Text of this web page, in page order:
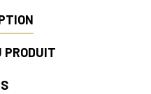
PRODUIT